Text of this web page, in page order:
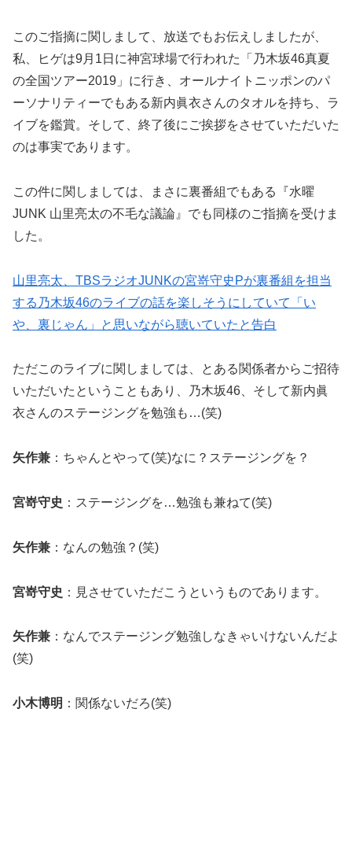
このご指摘に関しまして、放送でもお伝えしましたが、
私、ヒゲは9月1日に神宮球場で行われた「乃木坂46真夏
の全国ツアー2019」に行き、オールナイトニッポンのパ
ーソナリティーでもある新内眞衣さんのタオルを持ち、ラ
イブを鑑賞。そして、終了後にご挨拶をさせていただいた
のは事実であります。
この件に関しましては、まさに裏番組でもある『水曜
JUNK 山里亮太の不毛な議論』でも同様のご指摘を受けま
した。
山里亮太、TBSラジオJUNKの宮嵜守史Pが裏番組を担当
する乃木坂46のライブの話を楽しそうにしていて「い
や、裏じゃん」と思いながら聴いていたと告白
ただこのライブに関しましては、とある関係者からご招待
いただいたということもあり、乃木坂46、そして新内眞
衣さんのステージングを勉強も…(笑)
矢作兼 ：ちゃんとやって(笑)なに？ステージングを？
宮嵜守史 ：ステージングを…勉強も兼ねて(笑)
矢作兼 ：なんの勉強？(笑)
宮嵜守史 ：見させていただこうというものであります。
矢作兼 ：なんでステージング勉強しなきゃいけないんだよ
(笑)
小木博明 ：関係ないだろ(笑)